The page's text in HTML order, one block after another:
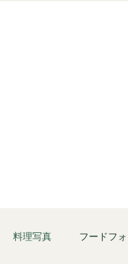
料理写真 フードフ